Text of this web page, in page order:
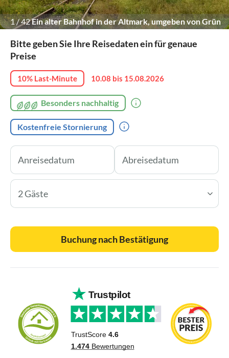
1/42Ein alter Bahnhof in der Altmark, umgeben von Grün
Bitte geben Sie Ihre Reisedaten ein für genaue
Preise
10% Last-Minute 10.08 bis 15.08.2026
Besonders nachhaltig
Kostenfreie Stornierung
2 Gäste
Buchung nach Bestätigung